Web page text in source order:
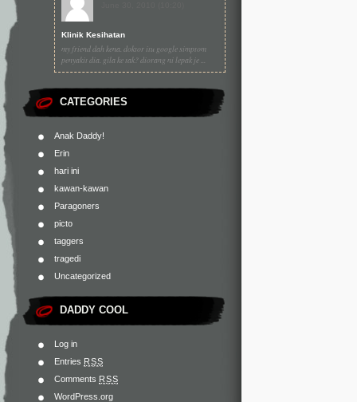
Klinik Kesihatan
my friend dah kena. doktor itu google simptom
penyakit dia. gila ke tak? diorang ni lepak je ...
CATEGORIES
Anak Daddy!
Erin
hari ini
kawan-kawan
Paragoners
picto
taggers
tragedi
Uncategorized
DADDY COOL
Log in
Entries RSS
Comments RSS
WordPress.org